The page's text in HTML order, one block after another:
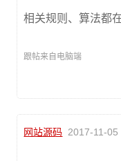
相关规则、算法都
跟帖来自电脑端
网站源码 2017-11-05